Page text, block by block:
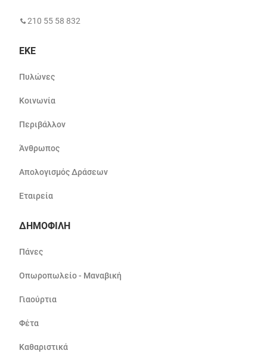
210 55 58 832
ΕΚΕ
Πυλώνες
Κοινωνία
Περιβάλλον
Άνθρωπος
Απολογισμός Δράσεων
Εταιρεία
ΔΗΜΟΦΙΛΗ
Πάνες
Οπωροπωλείο - Μαναβική
Γιαούρτια
Φέτα
Καθαριστικά